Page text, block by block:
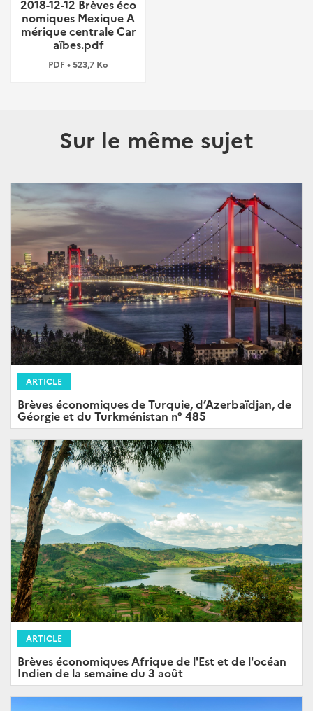
2018-12-12 Brèves éco
nomiques Mexique A
mérique centrale Car
aïbes.pdf
PDF • 523,7 Ko
Sur le même sujet
ARTICLE
Brèves économiques de Turquie, d’Azerbaïdjan, de
Géorgie et du Turkménistan n° 485
ARTICLE
Brèves économiques Afrique de l'Est et de l'océan
Indien de la semaine du 3 août